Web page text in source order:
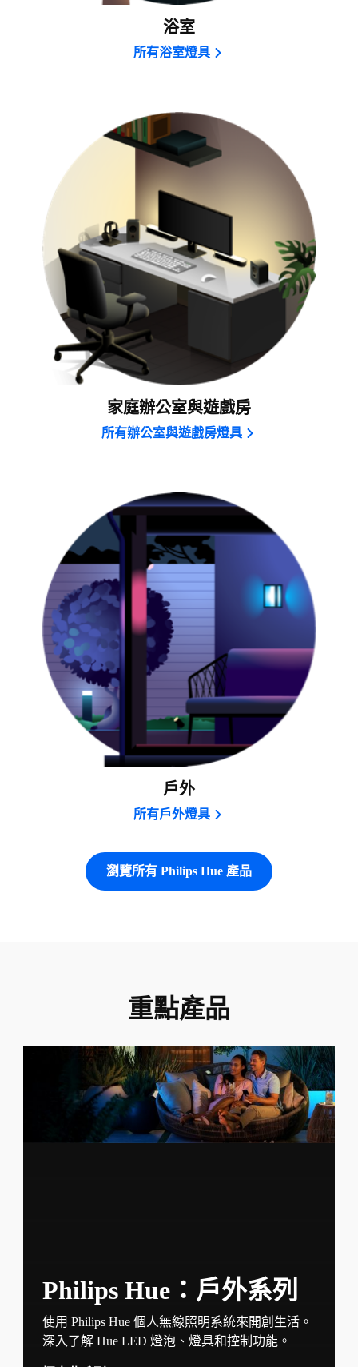
浴室
所有浴室燈具
家庭辦公室與遊戲房
所有辦公室與遊戲房燈具
戶外
所有戶外燈具
瀏覽所有 Philips Hue 產品
重點產品
Philips Hue：戶外系列
使用 Philips Hue 個人無線照明系統來開創生活。
深入了解 Hue LED 燈泡、燈具和控制功能。